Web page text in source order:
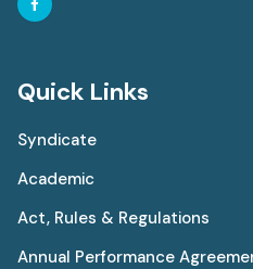
Quick Links
Syndicate
Academic
Act, Rules & Regulations
Annual Performance